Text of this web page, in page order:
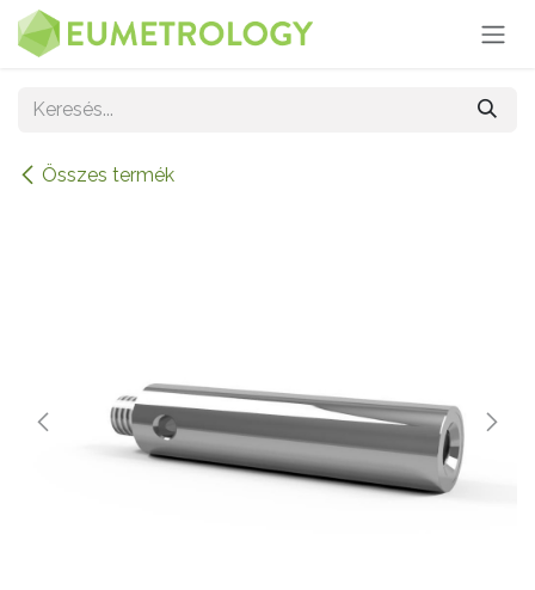
Kihagyás és továbblépés a tartalomhoz
Összes termék